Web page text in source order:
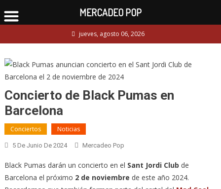
to
jueves, agosto 06, 2026
Concierto de Black Pumas en
Barcelona
Conciertos Noticias
5 De Junio De 2024 Mercadeo Pop
Black Pumas darán un concierto en el Sant Jordi Club de
Barcelona el próximo 2 de noviembre de este año 2024.
MERCADEO POP